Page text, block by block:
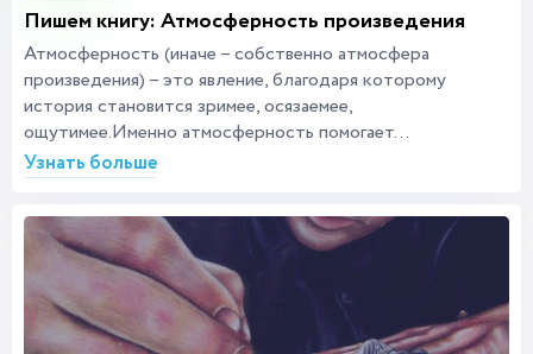
Пишем книгу: Атмосферность произведения
Атмосферность (иначе – собственно атмосфера
произведения) – это явление, благодаря которому
история становится зримее, осязаемее,
ощутимее.Именно атмосферность помогает...
Узнать больше